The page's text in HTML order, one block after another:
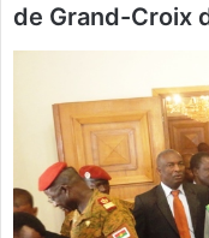
de Grand-Croix